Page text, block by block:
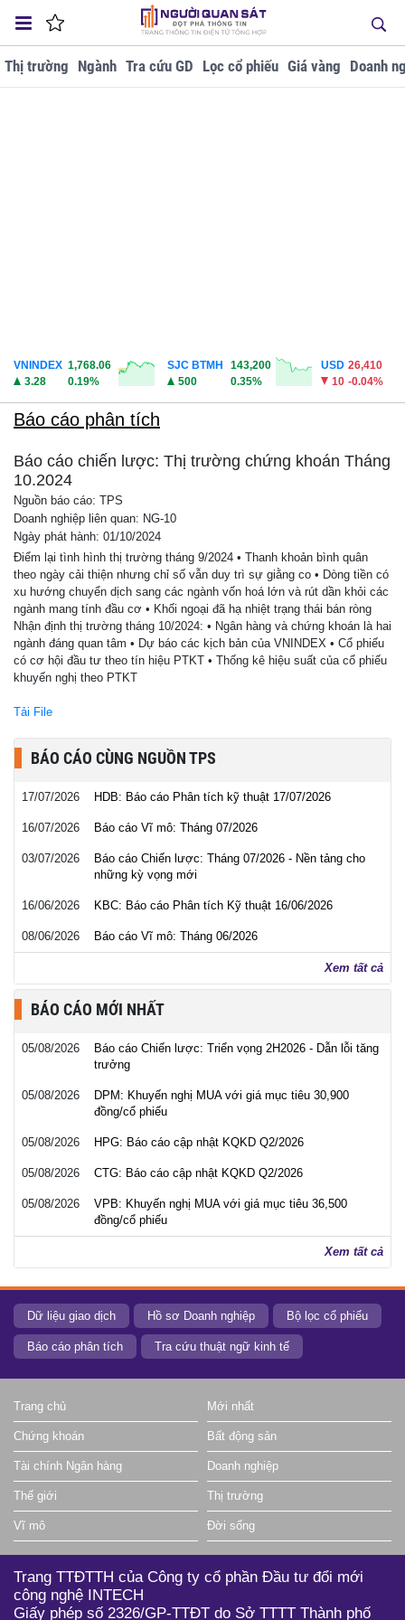
Thị trường Ngành Tra cứu GD Lọc cổ phiếu Giá vàng Doanh
VNINDEX 1,768.06
3.28
0.19%
SJC BTMH
143,200
500
0.35%
USD 26,410
10 -0.04%
Báo cáo phân tích
Báo cáo chiến lược: Thị trường chứng khoán Tháng
10.2024
Nguồn báo cáo: TPS
Doanh nghiệp liên quan: NG-10
Ngày phát hành: 01/10/2024
Điểm lại tình hình thị trường tháng 9/2024 • Thanh khoản bình quân
theo ngày cải thiện nhưng chỉ số vẫn duy trì sự giằng co • Dòng tiền có
xu hướng chuyển dịch sang các ngành vốn hoá lớn và rút dần khỏi các
ngành mang tính đầu cơ • Khối ngoại đã hạ nhiệt trạng thái bán ròng
Nhận định thị trường tháng 10/2024: • Ngân hàng và chứng khoán là hai
ngành đáng quan tâm • Dự báo các kịch bản của VNINDEX • Cổ phiếu
có cơ hội đầu tư theo tín hiệu PTKT • Thống kê hiệu suất của cổ phiếu
khuyến nghị theo PTKT
Tải File
BÁO CÁO CÙNG NGUỒN TPS
17/07/2026 HDB: Báo cáo Phân tích kỹ thuật 17/07/2026
16/07/2026 Báo cáo Vĩ mô: Tháng 07/2026
03/07/2026
Báo cáo Chiến lược: Tháng 07/2026 - Nền tảng cho
những kỳ vọng mới
16/06/2026 KBC: Báo cáo Phân tích Kỹ thuật 16/06/2026
08/06/2026 Báo cáo Vĩ mô: Tháng 06/2026
Xem tất cả
BÁO CÁO MỚI NHẤT
05/08/2026
Báo cáo Chiến lược: Triển vọng 2H2026 - Dẫn lỗi tăng
trưởng
05/08/2026
DPM: Khuyến nghị MUA với giá mục tiêu 30,900
đồng/cổ phiếu
05/08/2026 HPG: Báo cáo cập nhật KQKD Q2/2026
05/08/2026 CTG: Báo cáo cập nhật KQKD Q2/2026
05/08/2026
VPB: Khuyến nghị MUA với giá mục tiêu 36,500
đồng/cổ phiếu
Xem tất cả
Dữ liệu giao dịch Hồ sơ Doanh nghiệp Bộ lọc cổ phiếu
Báo cáo phân tích Tra cứu thuật ngữ kinh tế
Trang chủ Mới nhất
Chứng khoán Bất động sản
Tài chính Ngân hàng Doanh nghiệp
Thế giới Thị trường
Vĩ mô Đời sống
Trang TTĐTTH của Công ty cổ phần Đầu tư đổi mới
công nghệ INTECH
Giấy phép số 2326/GP-TTĐT do Sở TTTT Thành phố